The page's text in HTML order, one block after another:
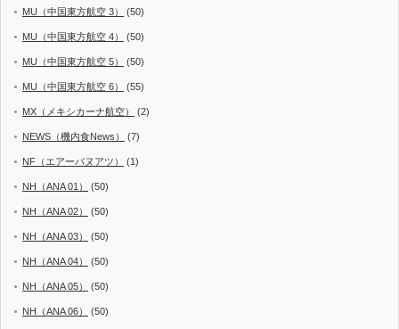
MU（中国東方航空 3） (50)
MU（中国東方航空 4） (50)
MU（中国東方航空 5） (50)
MU（中国東方航空 6） (55)
MX（メキシカーナ航空） (2)
NEWS（機内食News） (7)
NF（エアーバヌアツ） (1)
NH（ANA 01） (50)
NH（ANA 02） (50)
NH（ANA 03） (50)
NH（ANA 04） (50)
NH（ANA 05） (50)
NH（ANA 06） (50)